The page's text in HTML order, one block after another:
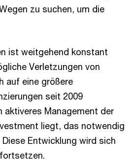
zu suchen, um die
ist weitgehend konstant
Verletzungen von
auf eine größere
seit 2009
aktiveres Management der
liegt, das notwendig
Entwicklung wird sich